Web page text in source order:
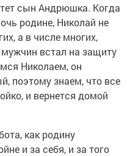
сын Андрюшка. Когда
родине, Николай не
а в числе многих,
встал на защиту
Николаем, он
поэтому знаем, что все
и вернется домой
как родину
и за себя, и за того